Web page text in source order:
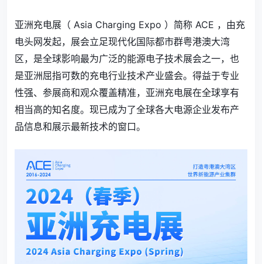
亚洲充电展（ Asia Charging Expo ）简称 ACE ，由充
电头网发起，展会立足现代化国际都市群粤港澳大湾
区，是全球影响最为广泛的能源电子技术展会之一，也
是亚洲屈指可数的充电行业技术产业盛会。得益于专业
性强、参展商和观众覆盖精准，亚洲充电展在全球享有
相当高的知名度。现已成为了全球各大电源企业发布产
品信息和展示最新技术的窗口。